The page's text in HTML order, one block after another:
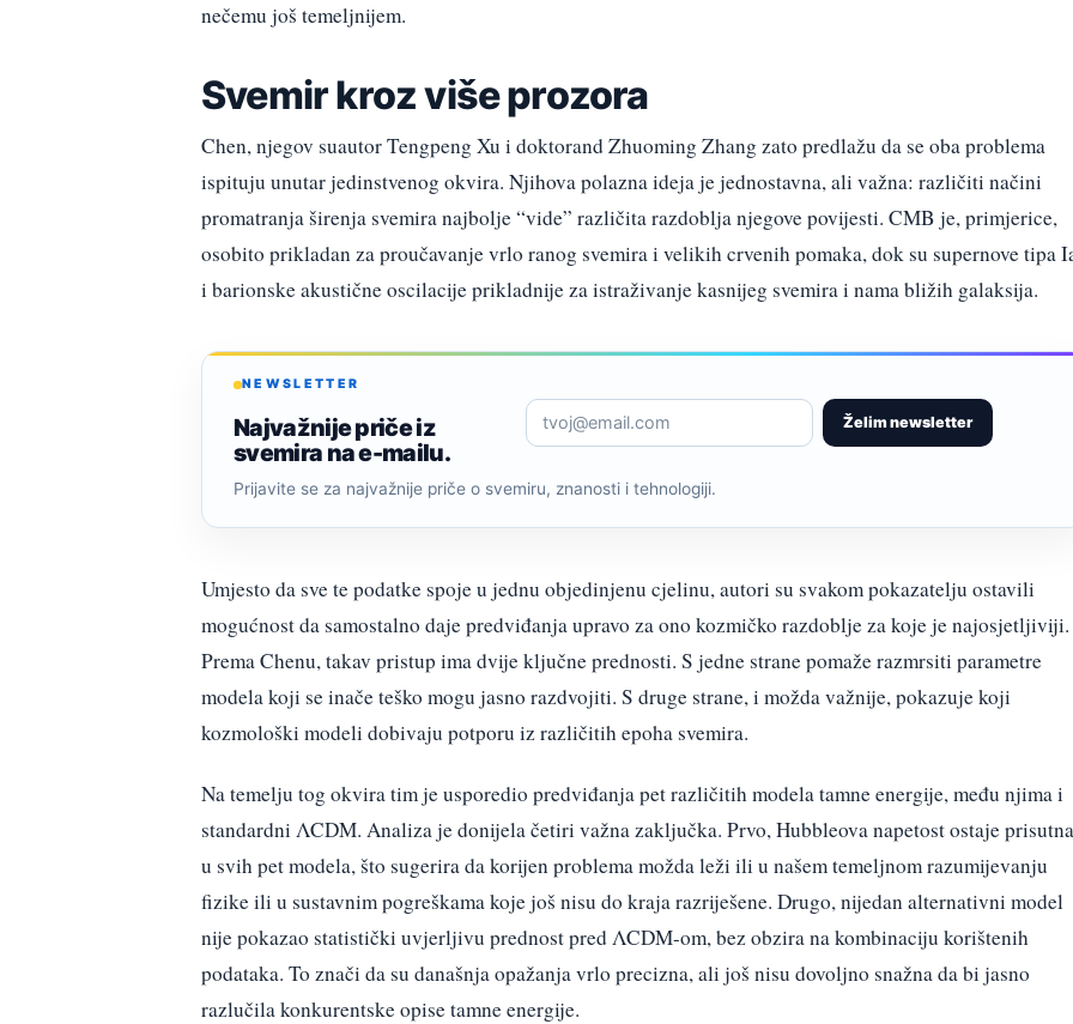
nečemu još temeljnijem.
Svemir kroz više prozora
Chen, njegov suautor Tengpeng Xu i doktorand Zhuoming Zhang zato predlažu da se oba problema
ispituju unutar jedinstvenog okvira. Njihova polazna ideja je jednostavna, ali važna: različiti načini
promatranja širenja svemira najbolje “vide” različita razdoblja njegove povijesti. CMB je, primjerice,
osobito prikladan za proučavanje vrlo ranog svemira i velikih crvenih pomaka, dok su supernove tipa
i barionske akustične oscilacije prikladnije za istraživanje kasnijeg svemira i nama bližih galaksija.
NEWSLETTER
Najvažnije priče iz
svemira na e-mailu.
Želim newsletter
Prijavite se za najvažnije priče o svemiru, znanosti i tehnologiji.
Umjesto da sve te podatke spoje u jednu objedinjenu cjelinu, autori su svakom pokazatelju ostavili
mogućnost da samostalno daje predviđanja upravo za ono kozmičko razdoblje za koje je najosjetljiviji.
Prema Chenu, takav pristup ima dvije ključne prednosti. S jedne strane pomaže razmrsiti parametre
modela koji se inače teško mogu jasno razdvojiti. S druge strane, i možda važnije, pokazuje koji
kozmološki modeli dobivaju potporu iz različitih epoha svemira.
Na temelju tog okvira tim je usporedio predviđanja pet različitih modela tamne energije, među njima i
standardni ΛCDM. Analiza je donijela četiri važna zaključka. Prvo, Hubbleova napetost ostaje prisutna
u svih pet modela, što sugerira da korijen problema možda leži ili u našem temeljnom razumijevanju
fizike ili u sustavnim pogreškama koje još nisu do kraja razriješene. Drugo, nijedan alternativni model
nije pokazao statistički uvjerljivu prednost pred ΛCDM-om, bez obzira na kombinaciju korištenih
podataka. To znači da su današnja opažanja vrlo precizna, ali još nisu dovoljno snažna da bi jasno
razlučila konkurentske opise tamne energije.